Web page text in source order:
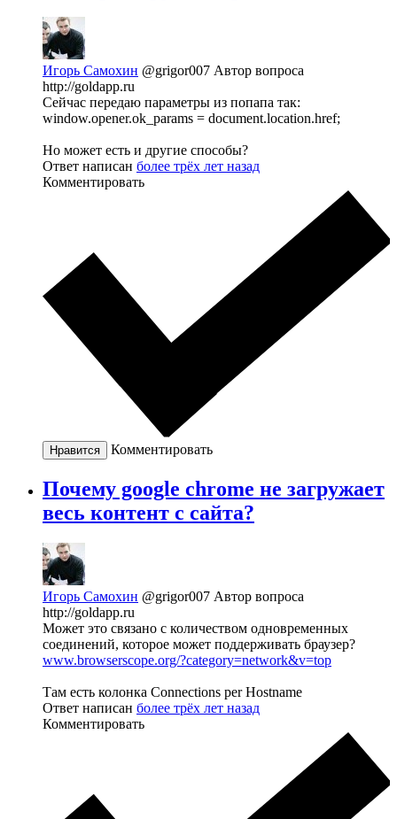
Игорь Самохин @grigor007 Автор вопроса
http://goldapp.ru
Сейчас передаю параметры из попапа так:
window.opener.ok_params = document.location.href;
Но может есть и другие способы?
Ответ написан более трёх лет назад
Комментировать
Нравится Комментировать
Почему google chrome не загружает
весь контент с сайта?
Игорь Самохин @grigor007 Автор вопроса
http://goldapp.ru
Может это связано с количеством одновременных
соединений, которое может поддерживать браузер?
www.browserscope.org/?category=network&v=top
Там есть колонка Connections per Hostname
Ответ написан более трёх лет назад
Комментировать